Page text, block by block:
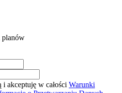
planów
i akceptuję w całości Warunki